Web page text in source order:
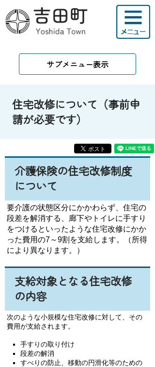
サブメニュー表示
住宅改修について（事前申
請が必要です）
介護保険の住宅改修制度
について
要介護の状態区分にかかわらず、住宅の
段差を解消する、廊下やトイレに手すり
をつけるといったような住宅改修にかか
った費用の7～9割を支給します。（所得
により異なります。）
支給対象となる住宅改修
の内容
次のような小規模な住宅改修に対して、その
費用が支給されます。
手すりの取り付け
段差の解消
すべりの防止、移動の円滑化等のための